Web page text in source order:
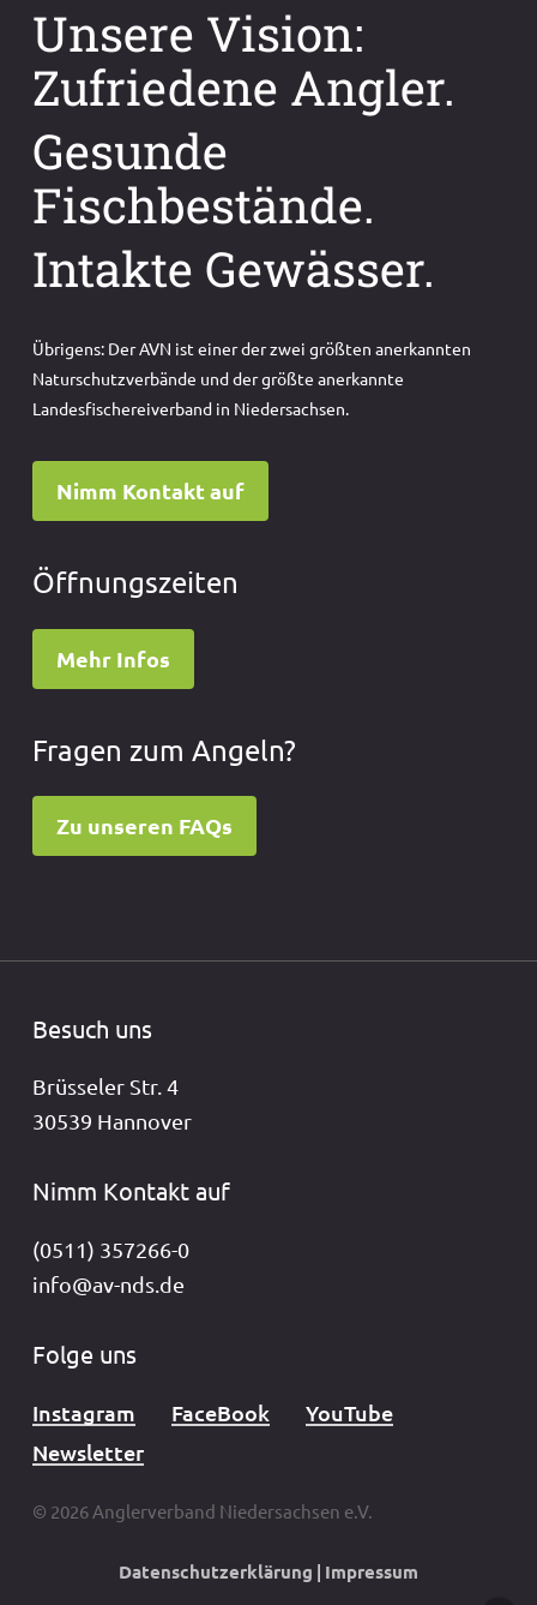
Unsere Vision:
Zufriedene Angler.
Gesunde
Fischbestände.
Intakte Gewässer.
Übrigens: Der AVN ist einer der zwei größten anerkannten
Naturschutzverbände und der größte anerkannte
Landesfischereiverband in Niedersachsen.
Nimm Kontakt auf
Öffnungszeiten
Mehr Infos
Fragen zum Angeln?
Zu unseren FAQs
Besuch uns
Brüsseler Str. 4
30539 Hannover
Nimm Kontakt auf
(0511) 357266-0
info@av-nds.de
Folge uns
Instagram FaceBook
YouTube
Newsletter
© 2026 Anglerverband Niedersachsen e.V.
Datenschutzerklärung | Impressum